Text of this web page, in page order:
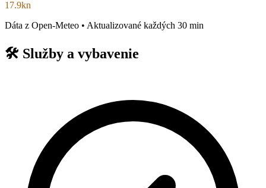
17.9kn
Dáta z Open-Meteo • Aktualizované každých 30 min
🛠️ Služby a vybavenie